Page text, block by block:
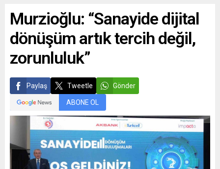
Murzioğlu: “Sanayide dijital
dönüşüm artık tercih değil,
zorunluluk”
Paylaş Tweetle Gönder
ABONE OL